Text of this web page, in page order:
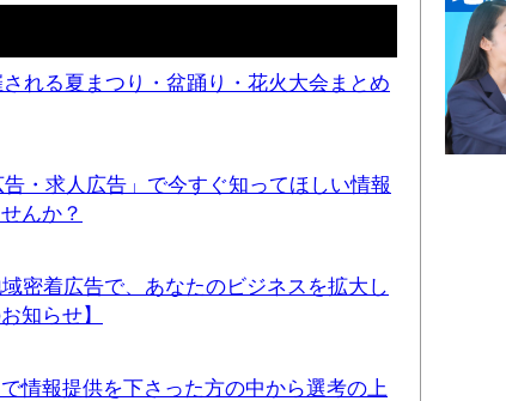
される夏まつり・盆踊り・花火大会まとめ
・求人広告」で今すぐ知ってほしい情報
んか？
密着広告で、あなたのビジネスを拡大し
知らせ】
情報提供を下さった方の中から選考の上